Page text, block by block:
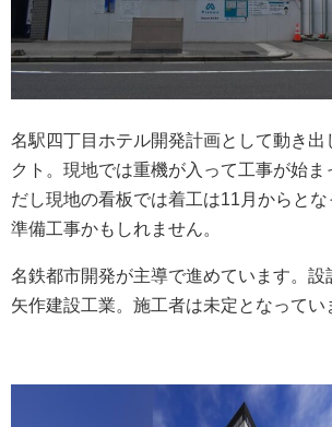
名駅四丁目ホテル開発計画として動き出
クト。現地では重機が入って工事が始ま
だし現地の看板では着工は11月からと
準備工事かもしれません。
名鉄都市開発が主導で進めています。設
矢作建設工業。施工者は未定となってい